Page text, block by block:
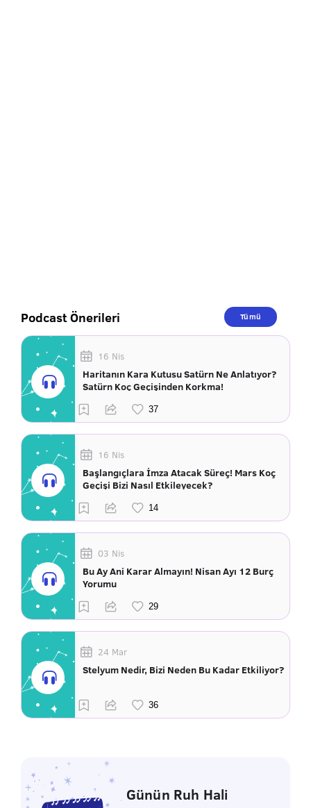
Podcast Önerileri Tümü
16 Nis
Haritanın Kara Kutusu Satürn Ne Anlatıyor?
Satürn Koç Geçişinden Korkma!
16 Nis
Başlangıçlara İmza Atacak Süreç! Mars Koç
Geçişi Bizi Nasıl Etkileyecek?
03 Nis
Bu Ay Ani Karar Almayın! Nisan Ayı 12 Burç
Yorumu
24 Mar
Stelyum Nedir, Bizi Neden Bu Kadar Etkiliyor?
Günün Ruh Hali